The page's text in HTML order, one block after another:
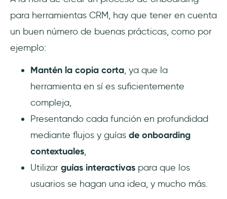
para herramientas CRM, hay que tener en cuenta
un buen número de buenas prácticas, como por
ejemplo:
Mantén la copia corta, ya que la
herramienta en sí es suficientemente
compleja,
Presentando cada función en profundidad
mediante flujos y guías de onboarding
contextuales,
Utilizar guías interactivas para que los
usuarios se hagan una idea, y mucho más.